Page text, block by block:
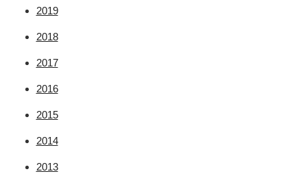
2019
2018
2017
2016
2015
2014
2013